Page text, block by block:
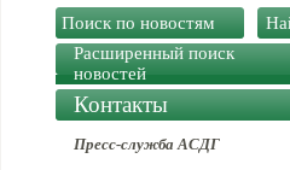
Расширенный поиск
новостей
Контакты
Пресс-служба АСДГ